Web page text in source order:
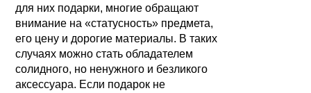
для них подарки, многие обращают
внимание на «статусность» предмета,
его цену и дорогие материалы. В таких
случаях можно стать обладателем
солидного, но ненужного и безликого
аксессуара. Если подарок не